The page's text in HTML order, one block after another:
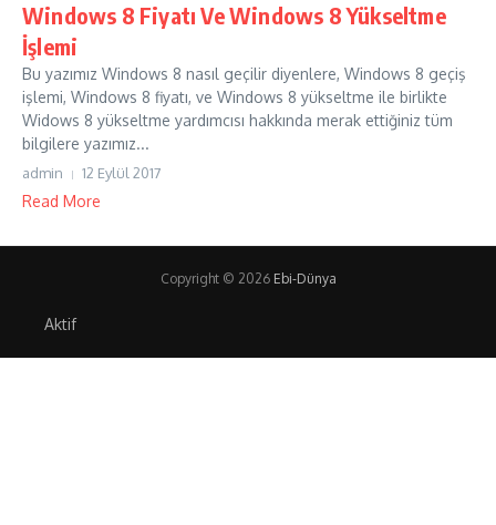
Windows 8 Fiyatı Ve Windows 8 Yükseltme
İşlemi
Bu yazımız Windows 8 nasıl geçilir diyenlere, Windows 8 geçiş
işlemi, Windows 8 fiyatı, ve Windows 8 yükseltme ile birlikte
Widows 8 yükseltme yardımcısı hakkında merak ettiğiniz tüm
bilgilere yazımız...
admin 12 Eylül 2017
Read More
Copyright © 2026 Ebi-Dünya
Aktif